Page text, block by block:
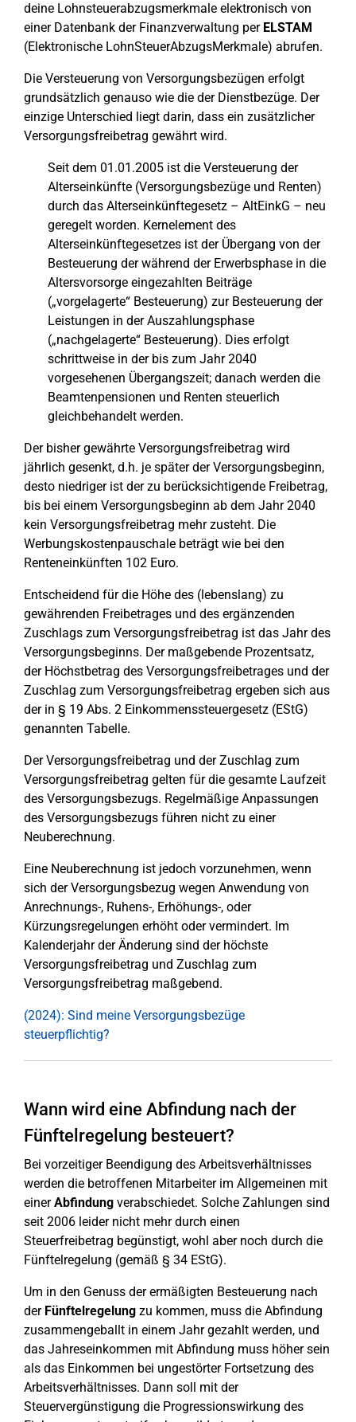
deine Lohnsteuerabzugsmerkmale elektronisch von
einer Datenbank der Finanzverwaltung per ELSTAM
(Elektronische LohnSteuerAbzugsMerkmale) abrufen.
Die Versteuerung von Versorgungsbezügen erfolgt
grundsätzlich genauso wie die der Dienstbezüge. Der
einzige Unterschied liegt darin, dass ein zusätzlicher
Versorgungsfreibetrag gewährt wird.
Seit dem 01.01.2005 ist die Versteuerung der
Alterseinkünfte (Versorgungsbezüge und Renten)
durch das Alterseinkünftegesetz – AltEinkG – neu
geregelt worden. Kernelement des
Alterseinkünftegesetzes ist der Übergang von der
Besteuerung der während der Erwerbsphase in die
Altersvorsorge eingezahlten Beiträge
(„vorgelagerte“ Besteuerung) zur Besteuerung der
Leistungen in der Auszahlungsphase
(„nachgelagerte“ Besteuerung). Dies erfolgt
schrittweise in der bis zum Jahr 2040
vorgesehenen Übergangszeit; danach werden die
Beamtenpensionen und Renten steuerlich
gleichbehandelt werden.
Der bisher gewährte Versorgungsfreibetrag wird
jährlich gesenkt, d.h. je später der Versorgungsbeginn,
desto niedriger ist der zu berücksichtigende Freibetrag,
bis bei einem Versorgungsbeginn ab dem Jahr 2040
kein Versorgungsfreibetrag mehr zusteht. Die
Werbungskostenpauschale beträgt wie bei den
Renteneinkünften 102 Euro.
Entscheidend für die Höhe des (lebenslang) zu
gewährenden Freibetrages und des ergänzenden
Zuschlags zum Versorgungsfreibetrag ist das Jahr des
Versorgungsbeginns. Der maßgebende Prozentsatz,
der Höchstbetrag des Versorgungsfreibetrages und der
Zuschlag zum Versorgungsfreibetrag ergeben sich aus
der in § 19 Abs. 2 Einkommenssteuergesetz (EStG)
genannten Tabelle.
Der Versorgungsfreibetrag und der Zuschlag zum
Versorgungsfreibetrag gelten für die gesamte Laufzeit
des Versorgungsbezugs. Regelmäßige Anpassungen
des Versorgungsbezugs führen nicht zu einer
Neuberechnung.
Eine Neuberechnung ist jedoch vorzunehmen, wenn
sich der Versorgungsbezug wegen Anwendung von
Anrechnungs-, Ruhens-, Erhöhungs-, oder
Kürzungsregelungen erhöht oder vermindert. Im
Kalenderjahr der Änderung sind der höchste
Versorgungsfreibetrag und Zuschlag zum
Versorgungsfreibetrag maßgebend.
(2024): Sind meine Versorgungsbezüge
steuerpflichtig?
Wann wird eine Abfindung nach der
Fünftelregelung besteuert?
Bei vorzeitiger Beendigung des Arbeitsverhältnisses
werden die betroffenen Mitarbeiter im Allgemeinen mit
einerAbfindung verabschiedet. Solche Zahlungen sind
seit 2006 leider nicht mehr durch einen
Steuerfreibetrag begünstigt, wohl aber noch durch die
Fünftelregelung (gemäß § 34 EStG).
Um in den Genuss der ermäßigten Besteuerung nach
der Fünftelregelung zu kommen, muss die Abfindung
zusammengeballt in einem Jahr gezahlt werden, und
das Jahreseinkommen mit Abfindung muss höher sein
als das Einkommen bei ungestörter Fortsetzung des
Arbeitsverhältnisses. Dann soll mit der
Steuervergünstigung die Progressionswirkung des